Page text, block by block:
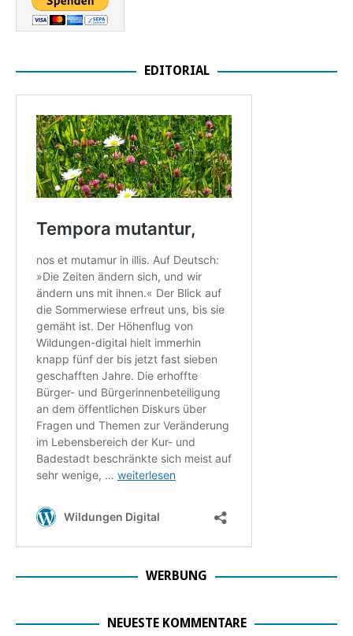
EDITORIAL
WERBUNG
NEUESTE KOMMENTARE